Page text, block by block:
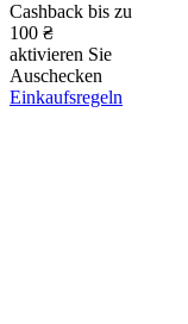
Cashback bis zu
100 ₴
aktivieren Sie
Auschecken
Einkaufsregeln